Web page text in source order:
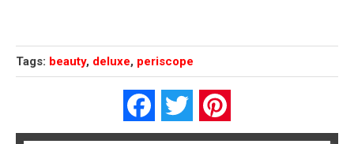
Tags: beauty, deluxe, periscope
FacebookTwitter